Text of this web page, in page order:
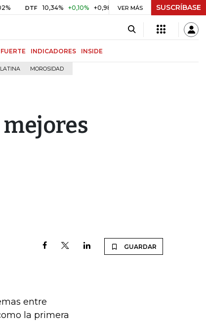
DTF 10,34% +0,10% +0,98% UVR $ 416,86 +$ 0,05 +0,01%
VER MÁS SUSCRÍBASE
INDICADORES INSIDE
MOROSIDAD
GUARDAR
entre
la primera